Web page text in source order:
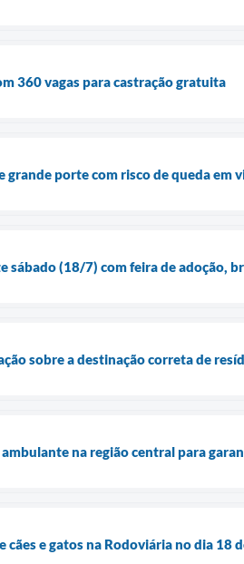
360 vagas para castração gratuita
porte com risco de queda em
(18/7) com feira de adoção,
sobre a destinação correta de
na região central para
e gatos na Rodoviária no dia 18